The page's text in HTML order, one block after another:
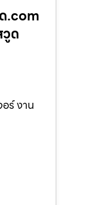
.com
ด
ร์ งาน